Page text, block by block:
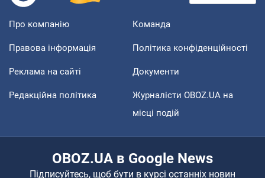
Про компанію Команда
Правова інформація Політика конфіденційності
Реклама на сайті Документи
Редакційна політика
Журналісти OBOZ.UA на
місці подій
OBOZ.UA в Google News
Підписуйтесь, щоб бути в курсі останніх новин